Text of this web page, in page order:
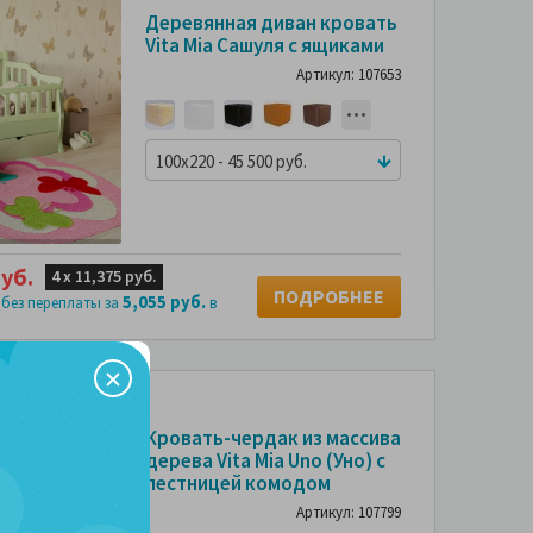
СМОТРИТЕ
ФОТО
ПОКУПАТЕЛЕЙ
СМОТРИТЕ
ФОТО
ПОКУПАТЕЛЕЙ
Деревянная диван кровать
Vita Mia Сашуля с ящиками
Артикул: 107653
100x220 - 45 500 руб.
4 х 11,375 руб.
переплаты за 5,055 руб.в
ПОДРОБНЕЕ
СМОТРИТЕ
ФОТО
ПОКУПАТЕЛЕЙ
СМОТРИТЕ
ФОТО
ПОКУПАТЕЛЕЙ
Кровать-чердак из массива
дерева Vita Mia Uno (Уно) с
лестницей комодом
Артикул: 107799